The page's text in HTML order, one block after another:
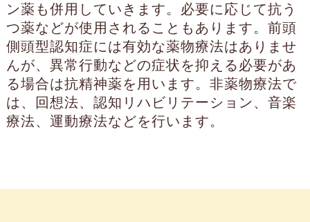
ン薬も併用していきます。必要に応じて抗う
つ薬などが使用されることもあります。前頭
側頭型認知症には有効な薬物療法はありませ
んが、異常行動などの症状を抑える必要があ
る場合は抗精神薬を用います。非薬物療法で
は、回想法、認知リハビリテーション、音楽
療法、運動療法などを行います。